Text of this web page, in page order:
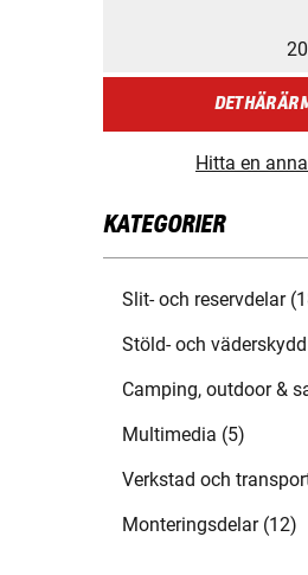
DET HÄR ÄR
Hitta en
KATEGORIER
Slit- och reservdelar
Stöld- och
Camping, outdoor &
Multimedia (5)
Verkstad och
Monteringsdelar (12)